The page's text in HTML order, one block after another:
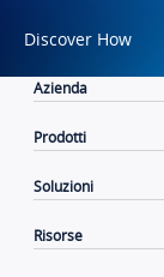
Discover How
Azienda
Prodotti
Soluzioni
Risorse